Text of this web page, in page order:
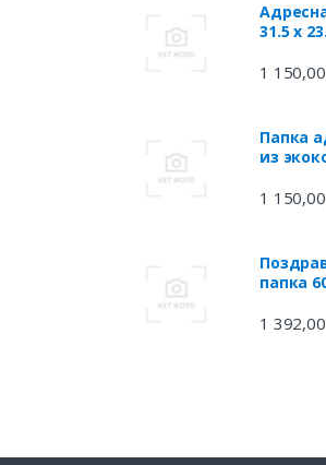
31.5 х
1
Папка
из
1
папка
1